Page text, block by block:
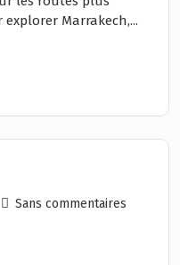
Marrakech,...
Sans commentaires